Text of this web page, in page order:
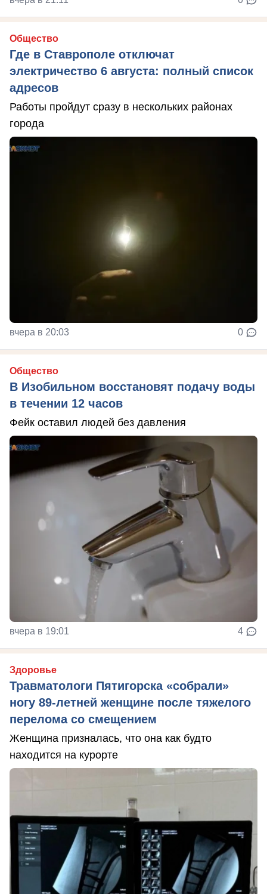
Общество
Где в Ставрополе отключат
электричество 6 августа: полный список
адресов
Работы пройдут сразу в нескольких районах
города
вчера в 20:03 0
Общество
В Изобильном восстановят подачу воды
в течении 12 часов
Фейк оставил людей без давления
вчера в 19:01 4
Здоровье
Травматологи Пятигорска «собрали»
ногу 89-летней женщине после тяжелого
перелома со смещением
Женщина призналась, что она как будто
находится на курорте